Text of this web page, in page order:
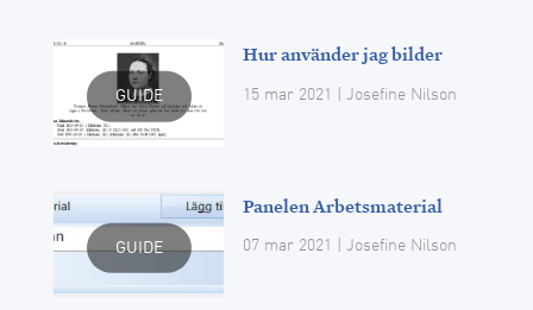
GUIDE
Hur använder jag bilder
15 mar 2021 | Josefine Nilson
GUIDE
Panelen Arbetsmaterial
07 mar 2021 | Josefine Nilson